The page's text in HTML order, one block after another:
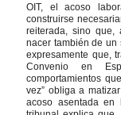
OIT, el acoso
construirse
reiterada, sino que,
nacer también de un
expresamente que,
Convenio en
comportamientos
vez” obliga a
acoso asentada en